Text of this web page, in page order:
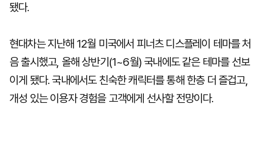
됐다.
현대차는 지난해 12월 미국에서 피너츠 디스플레이 테마를 처
음 출시했고, 올해 상반기(1~6월) 국내에도 같은 테마를 선보
이게 됐다. 국내에서도 친숙한 캐릭터를 통해 한층 더 즐겁고,
개성 있는 이용자 경험을 고객에게 선사할 전망이다.